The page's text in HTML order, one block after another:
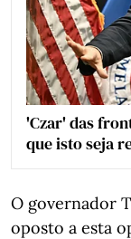
'Czar' das
que isto seja
O governador
oposto a esta